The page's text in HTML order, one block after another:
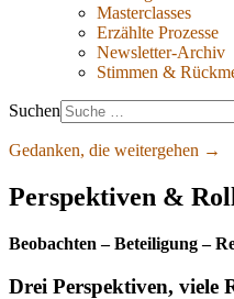
Masterclasses
Erzählte Prozesse
Newsletter-Archiv
Stimmen &
Suchen
Gedanken, die weitergehen →
Perspektiven &
Beobachten – Beteiligung –
Drei Perspektiven, viele